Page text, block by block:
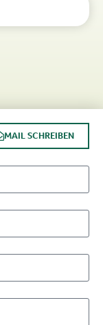
MAIL SCHREIBEN